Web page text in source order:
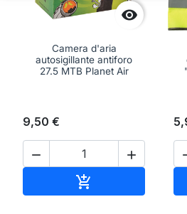

Camera d'aria
autosigillante antiforo
27.5 MTB Planet Air
9,50 €
 
